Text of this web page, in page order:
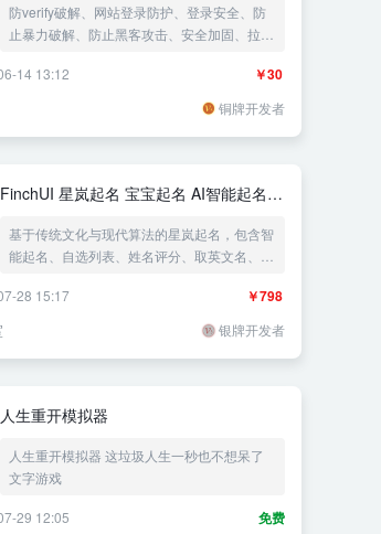
防verify破解、网站登录防护、登录安全、防
止暴力破解、防止黑客攻击、安全加固、拉黑
￥30
14 13:12
铜牌开发者
FinchUI 星岚起名 宝宝起名 AI智能起名
基于传统文化与现代算法的星岚起名，包含智
能起名、自选列表、姓名评分、取英文名、取
理、三才配置、八字五行等多维度分析，并可
接入DeepSeek、火山方舟、阿里云百炼进行
AI智能起名和AI智能评测。配套小程序和APP
￥798
28 15:17
银牌开发者
人生重开模拟器
人生重开模拟器 这垃圾人生一秒也不想呆了
文字游戏
免费
29 12:05